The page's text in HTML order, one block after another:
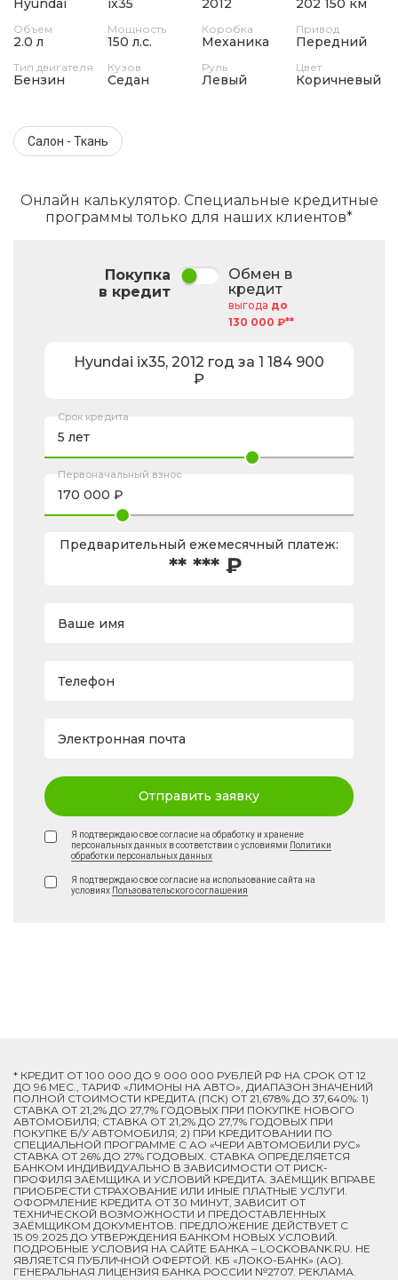
Hyundai ix35 2012 202 150 км
Объем
2.0 л
Мощность
150 л.с.
Коробка
Механика
Привод
Передний
Тип двигателя
Бензин
Кузов
Седан
Руль
Левый
Цвет
Коричневый
Салон - Ткань
Онлайн калькулятор. Специальные кредитные
программы только для наших клиентов*
Покупка
в кредит
Обмен в
кредит
выгода до
130 000 ₽**
Hyundai ix35, 2012 год за 1 184 900
₽
Срок кредита
Первоначальный взнос
Предварительный ежемесячный платеж:
** *** ₽
Ваше имя
Телефон
Электронная почта
Отправить заявку
Я подтверждаю свое согласие на обработку и хранение
персональных данных в соответствии с условиями Политики
обработки персональных данных
Я подтверждаю свое согласие на использование сайта на
условиях Пользовательского соглашения
* КРЕДИТ ОТ 100 000 ДО 9 000 000 РУБЛЕЙ РФ НА СРОК ОТ 12
ДО 96 МЕС., ТАРИФ «ЛИМОНЫ НА АВТО», ДИАПАЗОН ЗНАЧЕНИЙ
ПОЛНОЙ СТОИМОСТИ КРЕДИТА (ПСК) ОТ 21,678% ДО 37,640%: 1)
СТАВКА ОТ 21,2% ДО 27,7% ГОДОВЫХ ПРИ ПОКУПКЕ НОВОГО
АВТОМОБИЛЯ; СТАВКА ОТ 21,2% ДО 27,7% ГОДОВЫХ ПРИ
ПОКУПКЕ Б/У АВТОМОБИЛЯ; 2) ПРИ КРЕДИТОВАНИИ ПО
СПЕЦИАЛЬНОЙ ПРОГРАММЕ C АО «ЧЕРИ АВТОМОБИЛИ РУС»
СТАВКА ОТ 26% ДО 27% ГОДОВЫХ. СТАВКА ОПРЕДЕЛЯЕТСЯ
БАНКОМ ИНДИВИДУАЛЬНО В ЗАВИСИМОСТИ ОТ РИСК-
ПРОФИЛЯ ЗАЁМЩИКА И УСЛОВИЙ КРЕДИТА. ЗАЁМЩИК ВПРАВЕ
ПРИОБРЕСТИ СТРАХОВАНИЕ ИЛИ ИНЫЕ ПЛАТНЫЕ УСЛУГИ.
ОФОРМЛЕНИЕ КРЕДИТА ОТ 30 МИНУТ, ЗАВИСИТ ОТ
ТЕХНИЧЕСКОЙ ВОЗМОЖНОСТИ И ПРЕДОСТАВЛЕННЫХ
ЗАЁМЩИКОМ ДОКУМЕНТОВ. ПРЕДЛОЖЕНИЕ ДЕЙСТВУЕТ С
15.09.2025 ДО УТВЕРЖДЕНИЯ БАНКОМ НОВЫХ УСЛОВИЙ.
ПОДРОБНЫЕ УСЛОВИЯ НА САЙТЕ БАНКА – LOCKOBANK.RU. НЕ
ЯВЛЯЕТСЯ ПУБЛИЧНОЙ ОФЕРТОЙ. КБ «ЛОКО-БАНК» (АО).
ГЕНЕРАЛЬНАЯ ЛИЦЕНЗИЯ БАНКА РОССИИ №2707. РЕКЛАМА.